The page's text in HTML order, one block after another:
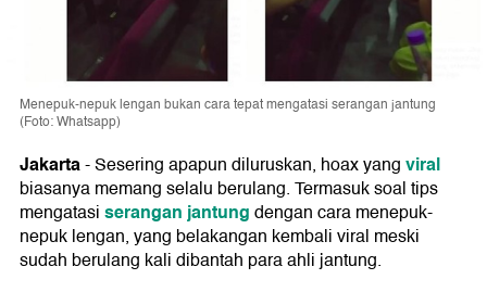
Menepuk-nepuk lengan bukan cara tepat mengatasi serangan jantung
(Foto: Whatsapp)
Jakarta- Sesering apapun diluruskan, hoax yangviral
biasanya memang selalu berulang. Termasuk soal tips
mengatasiserangan jantungdengan cara menepuk-
nepuk lengan, yang belakangan kembali viral meski
sudah berulang kali dibantah para ahli jantung.